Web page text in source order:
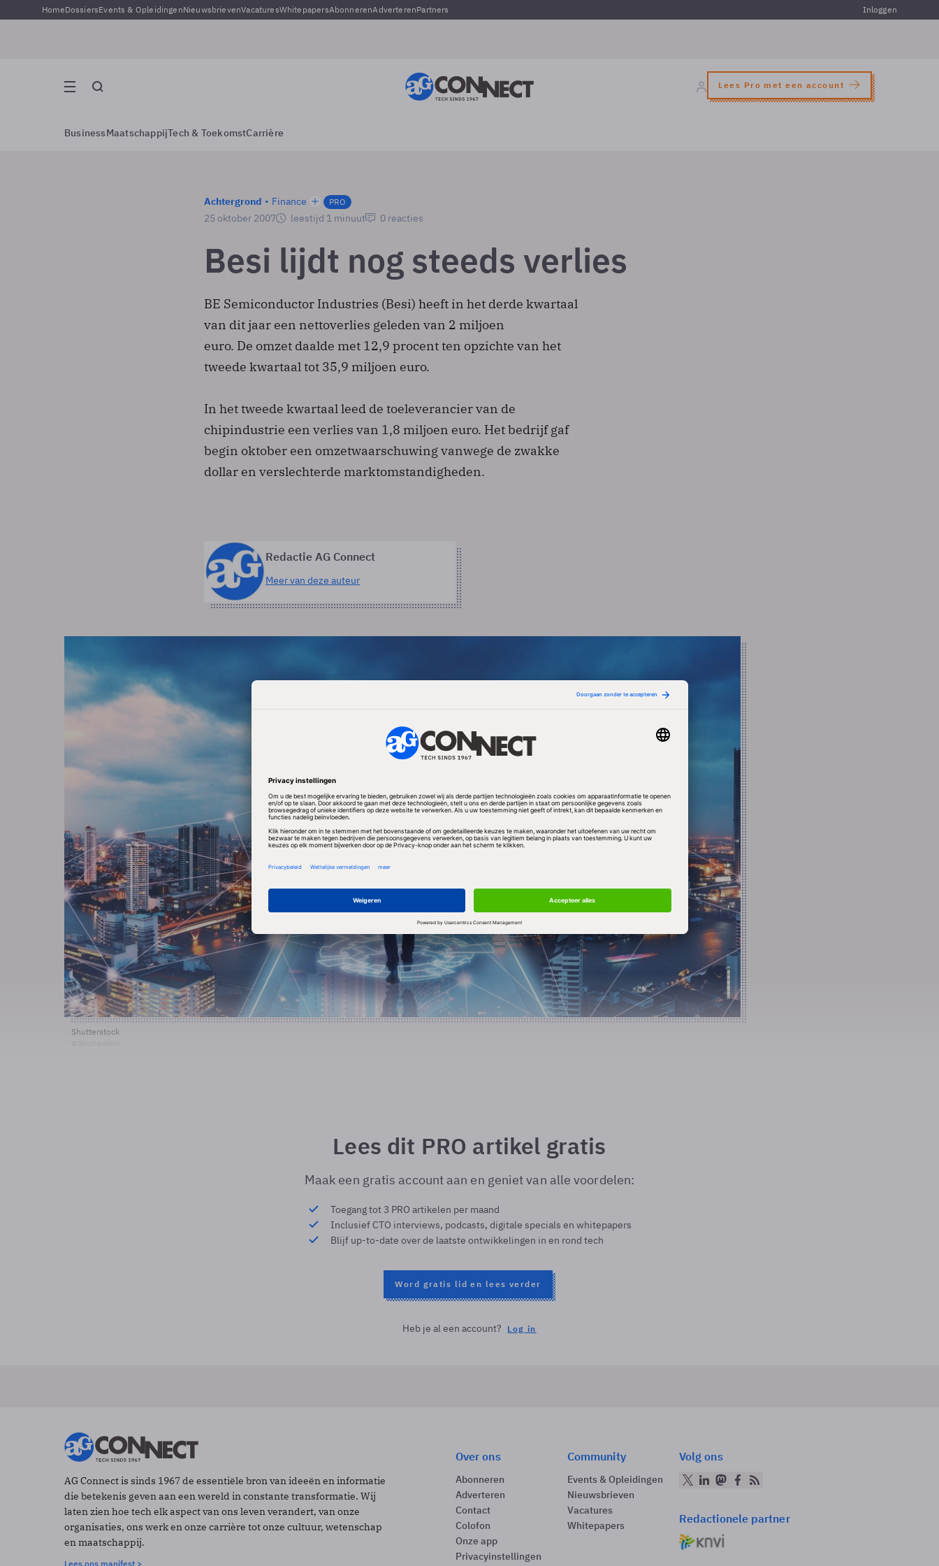
HomeDossiersEvents & OpleidingenNieuwsbrievenVacaturesWhitepapersAbonnerenAdverterenPartners Inloggen
Lees Pro met een account
BusinessMaatschappijTech & ToekomstCarrière
Achtergrond Finance PRO
25 oktober 2007 leestijd 1 minuut 0 reacties
Besi lijdt nog steeds verlies
BE Semiconductor Industries (Besi) heeft in het derde kwartaal
van dit jaar een nettoverlies geleden van 2 miljoen
euro. De omzet daalde met 12,9 procent ten opzichte van het
tweede kwartaal tot 35,9 miljoen euro.
In het tweede kwartaal leed de toeleverancier van de
chipindustrie een verlies van 1,8 miljoen euro. Het bedrijf gaf
begin oktober een omzetwaarschuwing vanwege de zwakke
dollar en verslechterde marktomstandigheden.
Redactie AG Connect
Meer van deze auteur
Shutterstock
Lees dit PRO artikel gratis
Maak een gratis account aan en geniet van alle voordelen:
Toegang tot 3 PRO artikelen per maand
Inclusief CTO interviews, podcasts, digitale specials en whitepapers
Blijf up-to-date over de laatste ontwikkelingen in en rond tech
Word gratis lid en lees verder
Heb je al een account? Log in
AG Connect is sinds 1967 de essentiële bron van ideeën en informatie
die betekenis geven aan een wereld in constante transformatie. Wij
laten zien hoe tech elk aspect van ons leven verandert, van onze
organisaties, ons werk en onze carrière tot onze cultuur, wetenschap
en maatschappij.
Lees ons manifest >
Over ons
Abonneren
Adverteren
Contact
Colofon
Onze app
Privacyinstellingen
Community
Events & Opleidingen
Nieuwsbrieven
Vacatures
Whitepapers
Volg ons
Redactionele partner